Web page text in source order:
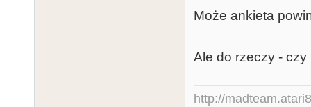
Może ankieta
Ale do rzeczy -
http://